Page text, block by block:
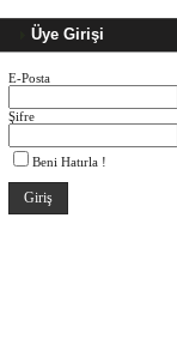
Üye Girişi
E-Posta
Şifre
Beni Hatırla !